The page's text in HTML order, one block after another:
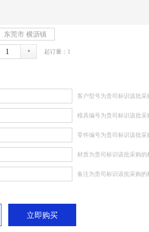
东莞市 横沥镇
+ 起订量： 1
客户型号为贵司标识该批采
模具编号为贵司标识该批采
零件编号为贵司标识该批采
材质为贵司标识该批采购的
备注为贵司标识该批采购的
立即购买